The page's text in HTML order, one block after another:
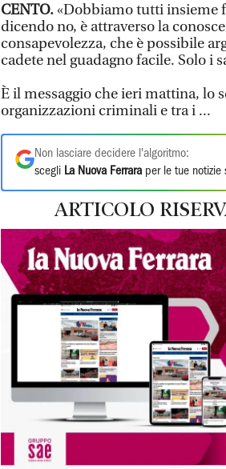
CENTO.«Dobbiamo tutti insieme
dicendo no, è attraverso la
consapevolezza, che è possibile
cadete nel guadagno facile. Solo i
È il messaggio che ieri mattina, lo
organizzazioni criminali e tra i ...
Non lasciare decidere l'algoritmo:
scegli La Nuova Ferrara per le tue notizie
ARTICOLO